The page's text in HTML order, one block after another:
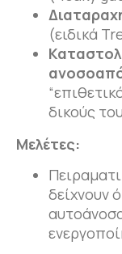
(ειδικά
δικούς
Μελέτες:
δείχνουν